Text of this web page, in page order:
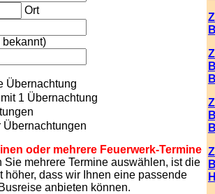
Ort
bekannt)
Übernachtung
1 Übernachtung
Übernachtungen
oder mehrere Feuerwerk-Termine
Sie mehrere Termine auswählen, ist die
höher, dass wir Ihnen eine passende
anbieten können.